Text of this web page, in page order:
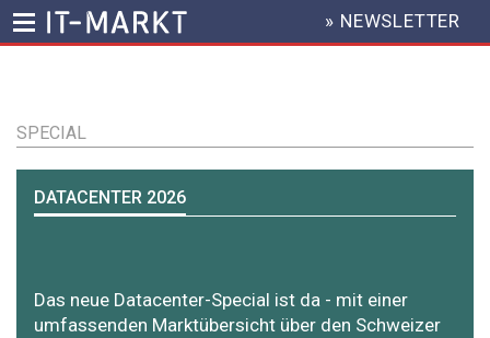
Inhalt
HEADER
MENU
» NEWSLETTER
SPECIAL
DATACENTER 2026
Das neue Datacenter-Special ist da - mit einer
umfassenden Marktübersicht über den Schweizer